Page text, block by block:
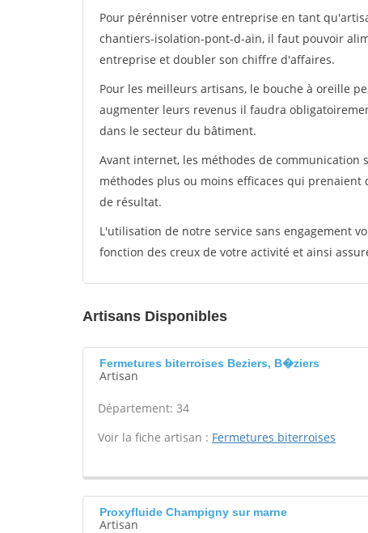
Pour pérénniser votre entreprise en tant
chantiers-isolation-pont-d-ain, il faut pouvoir
entreprise et doubler son chiffre d'affaires.
Pour les meilleurs artisans, le bouche à oreille
augmenter leurs revenus il faudra
dans le secteur du bâtiment.
Avant internet, les méthodes de communication
méthodes plus ou moins efficaces qui
de résultat.
L'utilisation de notre service sans engagement
fonction des creux de votre activité et ainsi
Artisans Disponibles
Fermetures biterroises Beziers, B�ziers
Artisan
Département: 34
Voir la fiche artisan : Fermetures biterroises
Proxyfluide Champigny sur marne
Artisan